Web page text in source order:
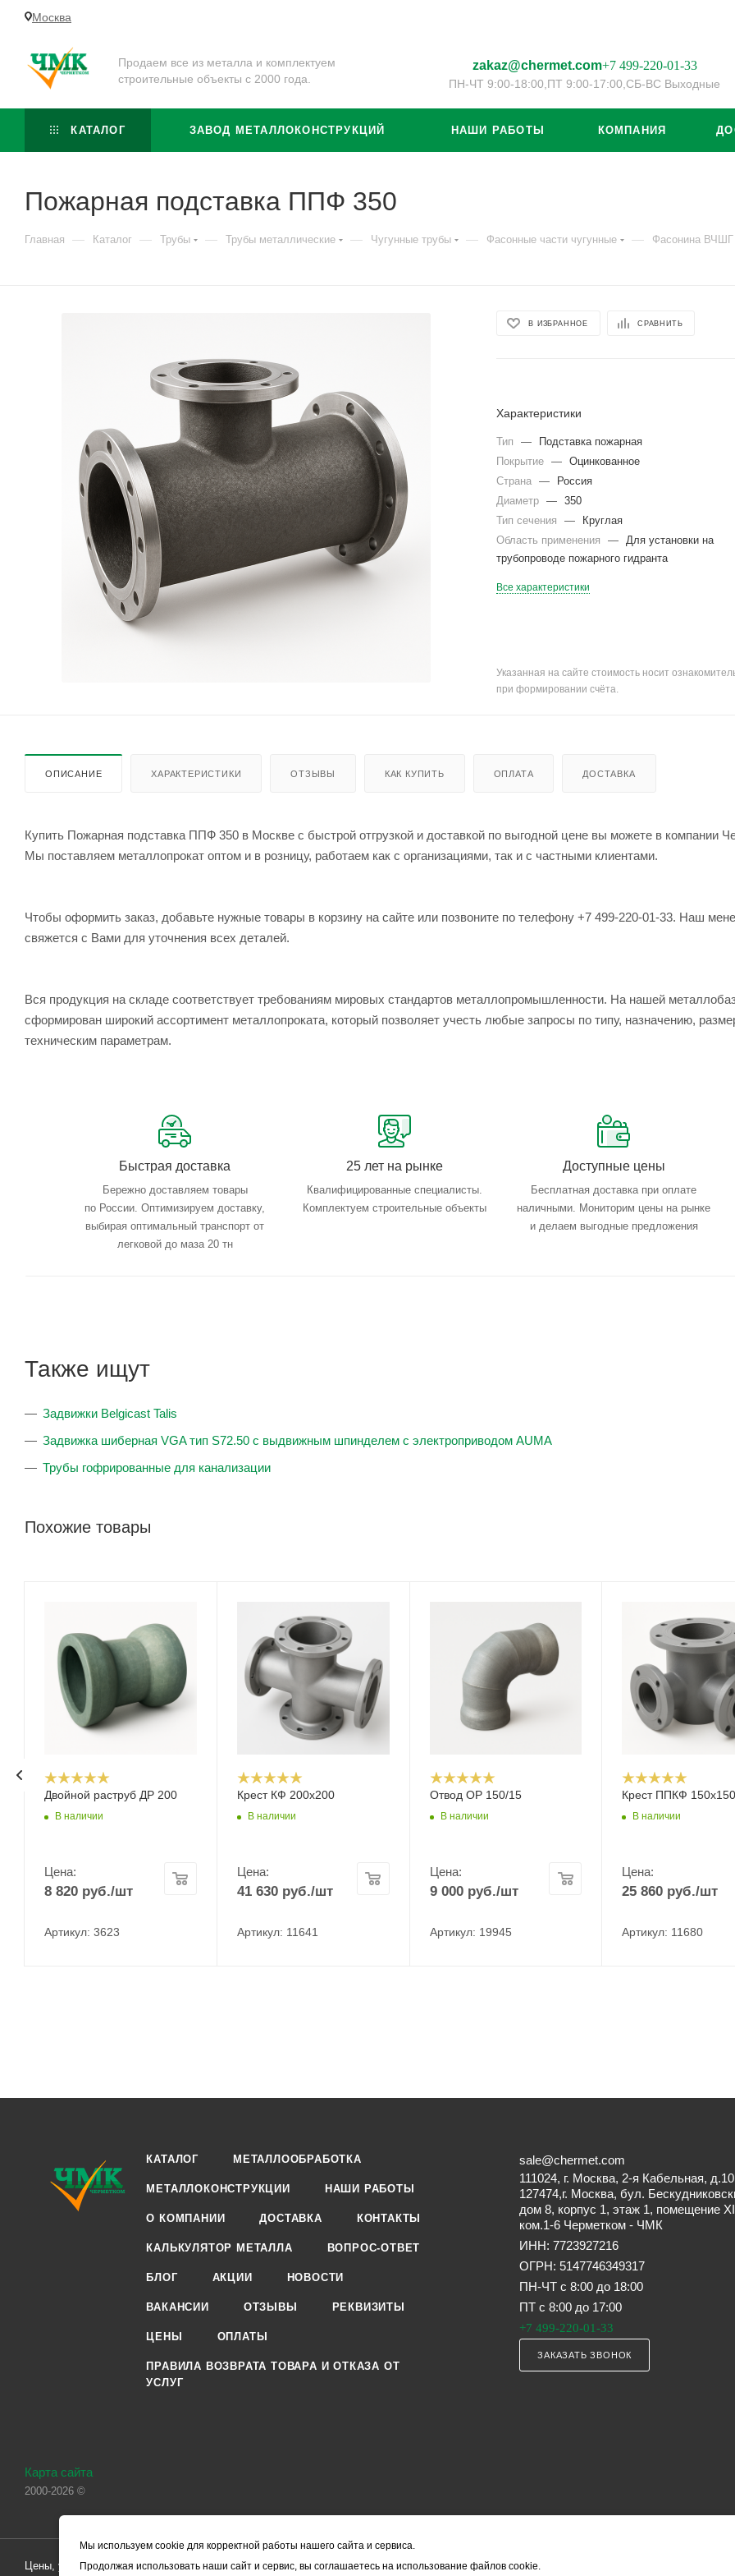
Москва
Продаем все из металла и комплектуем
строительные объекты с 2000 года.
zakaz@chermet.com+7 499-220-01-33
ПН-ЧТ 9:00-18:00, ПТ 9:00-17:00, СБ-ВС Выходные
КАТАЛОГ ЗАВОД МЕТАЛЛОКОНСТРУКЦИЙ НАШИ РАБОТЫ КОМПАНИЯ
Пожарная подставка ППФ 350
Главная — Каталог — Трубы — Трубы металлические — Чугунные трубы — Фасонные части чугунные — Фасонина ВЧШГ
В ИЗБРАННОЕ СРАВНИТЬ
Характеристики
Тип —
Подставка пожарная
Покрытие
—
Оцинкованное
Страна
—
Россия
Диаметр
—
350
Тип сечения
—
Круглая
Область применения
—
Для установки на
трубопроводе пожарного гидранта
Все характеристики
Указанная на сайте стоимость носит
при формировании счёта.
ОПИСАНИЕ ХАРАКТЕРИСТИКИ ОТЗЫВЫ КАК КУПИТЬ ОПЛАТА ДОСТАВКА
Купить Пожарная подставка ППФ 350 в Москве с быстрой отгрузкой и доставкой по выгодной цене вы можете в компании
Мы поставляем металлопрокат оптом и в розницу, работаем как с организациями, так и с частными клиентами.
Чтобы оформить заказ, добавьте нужные товары в корзину на сайте или позвоните по телефону +7 499-220-01-33. Наш
свяжется с Вами для уточнения всех деталей.
Вся продукция на складе соответствует требованиям мировых стандартов металлопромышленности. На нашей
сформирован широкий ассортимент металлопроката, который позволяет учесть любые запросы по типу, назначению,
техническим параметрам.
Быстрая доставка
Бережно доставляем товары
по России. Оптимизируем доставку,
выбирая оптимальный транспорт от
легковой до маза 20 тн
25 лет на рынке
Квалифицированные специалисты.
Комплектуем строительные объекты
Доступные цены
Бесплатная доставка при оплате
наличными. Мониторим цены на рынке
и делаем выгодные предложения
Также ищут
Задвижки Belgicast Talis
Задвижка шиберная VGA тип S72.50 с выдвижным шпинделем с электроприводом AUMA
Трубы гофрированные для канализации
Похожие товары
Двойной раструб ДР 200
В наличии
Цена:
8 820 руб./шт
Артикул: 3623
Крест КФ 200х200
В наличии
Цена:
41 630руб./шт
Артикул: 11641
Отвод ОР 150/15
В наличии
Цена:
9 000руб./шт
Артикул: 19945
Крест ППКФ 150х150
В наличии
Цена:
25 860 руб./шт
Артикул: 11680
КАТАЛОГ МЕТАЛЛООБРАБОТКА
МЕТАЛЛОКОНСТРУКЦИИ НАШИ РАБОТЫ
О КОМПАНИИ ДОСТАВКА КОНТАКТЫ
КАЛЬКУЛЯТОР МЕТАЛЛА ВОПРОС-ОТВЕТ
БЛОГ АКЦИИ НОВОСТИ
ВАКАНСИИ ОТЗЫВЫ РЕКВИЗИТЫ
ЦЕНЫ ОПЛАТЫ
ПРАВИЛА ВОЗВРАТА ТОВАРА И ОТКАЗА ОТ
УСЛУГ
sale@chermet.com
111024, г. Москва, 2-я Кабельная, д.10
127474,г. Москва, бул.
дом 8, корпус 1, этаж 1, помещение
ком.1-6 Черметком - ЧМК
ИНН: 7723927216
ОГРН: 5147746349317
ПН-ЧТ с 8:00 до 18:00
ПТ с 8:00 до 17:00
+7 499-220-01-33
ЗАКАЗАТЬ ЗВОНОК
Карта сайта
2000-2026 ©
Цены, указанные на сайте, носят справочный характер и не являются офертой (в соответствии со ст. 435 ГК РФ). Они могут изменяться в
Мы используем cookie для корректной работы нашего сайта и сервиса.
Продолжая использовать наши сайт и сервис, вы соглашаетесь на использование файлов cookie.